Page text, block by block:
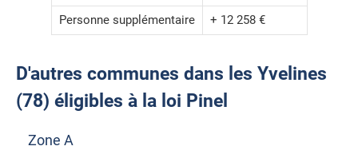
Personne supplémentaire
+ 12 258 €
D'autres communes dans les Yvelines
(78) éligibles à la loi Pinel
Zone A